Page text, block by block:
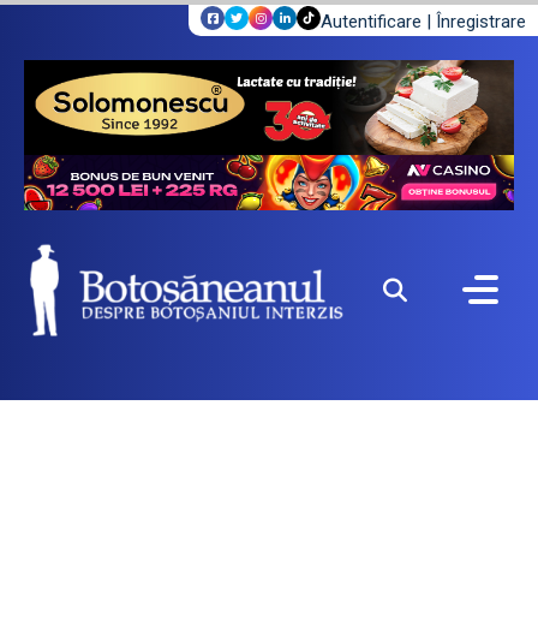
Autentificare | Înregistrare